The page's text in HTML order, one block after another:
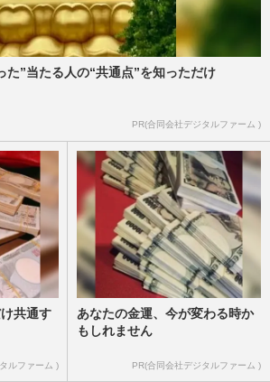
た”当たる人の“共通点”を知っただけ
PR(合同会社デジタルファーム )
共通す
ルファーム )
あなたの金運、今が変わる時か
もしれません
PR(合同会社デジタルファーム )